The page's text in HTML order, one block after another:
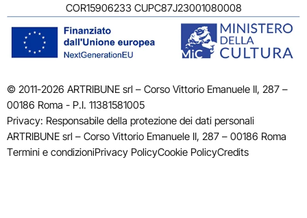
COR15906233 CUPC87J23001080008
© 2011-2026 ARTRIBUNE srl – Corso Vittorio Emanuele II, 287 –
00186 Roma - P.I. 11381581005
Privacy: Responsabile della protezione dei dati personali
ARTRIBUNE srl – Corso Vittorio Emanuele II, 287 – 00186 Roma
Termini e condizioniPrivacy PolicyCookie PolicyCredits